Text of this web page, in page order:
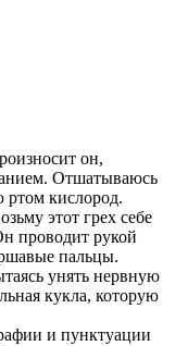
он,
Отшатываюсь
ртом кислород.
этот грех себе
проводит рукой
пальцы.
унять нервную
кукла, которую
и пунктуации